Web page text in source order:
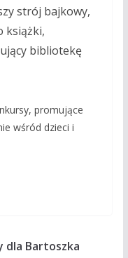
strój bajkowy,
książki,
bibliotekę
promujące
wśród dzieci i
dla Bartoszka